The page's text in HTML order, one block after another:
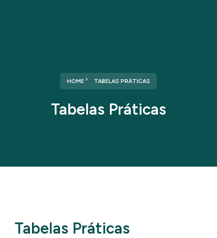
HOME TABELAS PRÁTICAS
Tabelas Práticas
Tabelas Práticas